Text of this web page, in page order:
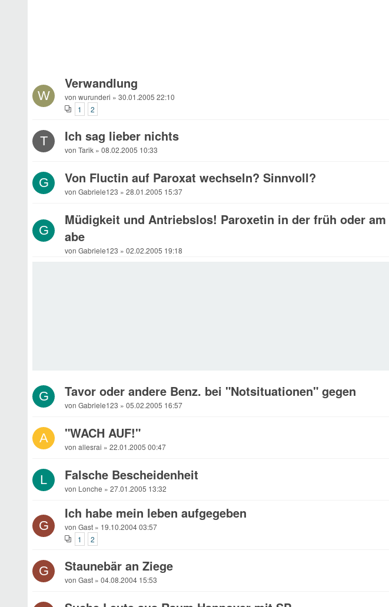
W
Verwandlung
von wurunderi » 30.01.2005 22:10
1
2
T Ich sag lieber nichts
von Tarik » 08.02.2005 10:33
G Von Fluctin auf Paroxat wechseln? Sinnvoll?
von Gabriele123 » 28.01.2005 15:37
G
Müdigkeit und Antriebslos! Paroxetin in der früh oder am
abe
von Gabriele123 » 02.02.2005 19:18
G Tavor oder andere Benz. bei "Notsituationen" gegen
von Gabriele123 » 05.02.2005 16:57
A "WACH AUF!"
von allesrai » 22.01.2005 00:47
L Falsche Bescheidenheit
von Lonche » 27.01.2005 13:32
G
Ich habe mein leben aufgegeben
von Gast » 19.10.2004 03:57
1
2
G Staunebär an Ziege
von Gast » 04.08.2004 15:53